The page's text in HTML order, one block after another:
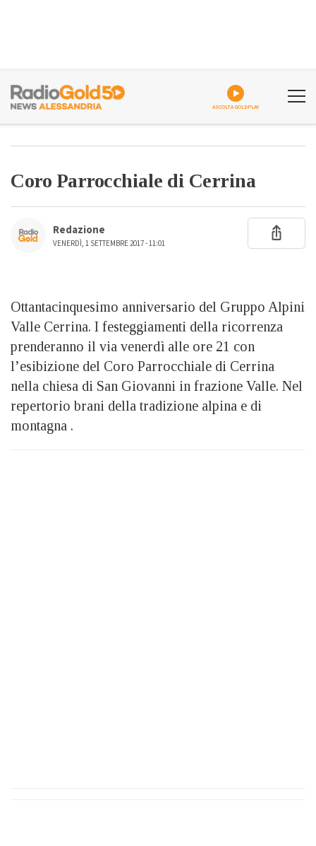
ASCOLTA GOLDPLAY
Coro Parrocchiale di Cerrina
Redazione
VENERDÌ, 1 SETTEMBRE 2017 - 11:01
Ottantacinquesimo anniversario del Gruppo Alpini
Valle Cerrina. I festeggiamenti della ricorrenza
prenderanno il via venerdì alle ore 21 con
l’esibizione del Coro Parrocchiale di Cerrina
nella chiesa di San Giovanni in frazione Valle. Nel
repertorio brani della tradizione alpina e di
montagna .